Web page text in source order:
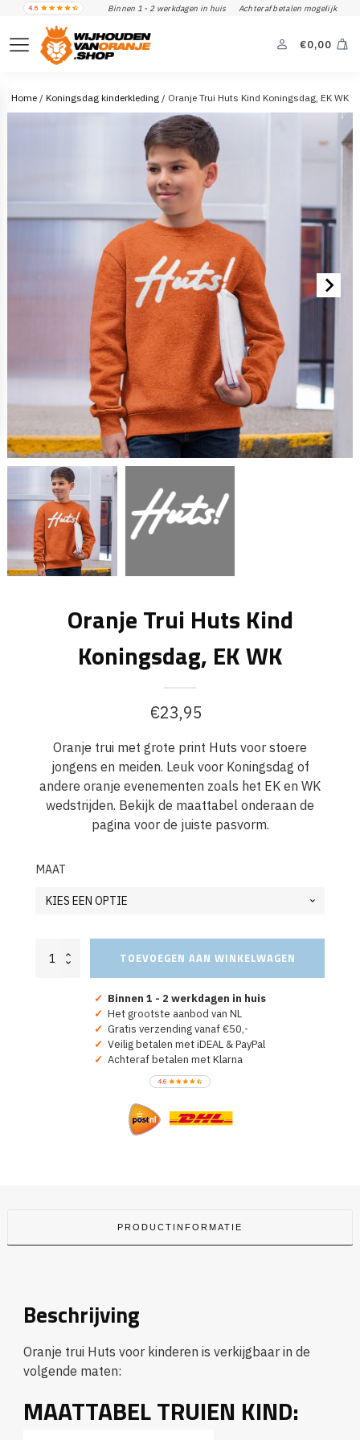
Binnen 1 - 2 werkdagen in huis Achteraf betalen mogelijk
€0,00
Home / Koningsdag kinderkleding / Oranje Trui Huts Kind Koningsdag, EK WK
Oranje Trui Huts Kind
Koningsdag, EK WK
€23,95
Oranje trui met grote print Huts voor stoere
jongens en meiden. Leuk voor Koningsdag of
andere oranje evenementen zoals het EK en WK
wedstrijden. Bekijk de maattabel onderaan de
pagina voor de juiste pasvorm.
MAAT
Oranje
Trui
TOEVOEGEN AAN WINKELWAGEN
✓ Binnen 1 - 2 werkdagen in huis
✓ Het grootste aanbod van NL
✓ Gratis verzending vanaf €50,-
✓ Veilig betalen met iDEAL & PayPal
✓ Achteraf betalen met Klarna
PRODUCTINFORMATIE
Beschrijving
Oranje trui Huts voor kinderen is verkijgbaar in de
volgende maten:
MAATTABEL TRUIEN KIND: